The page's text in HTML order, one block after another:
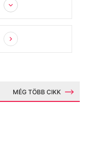
MÉG TÖBB CIKK